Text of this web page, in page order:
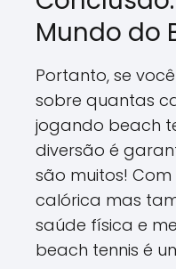
Mundo do
Portanto, se
sobre quantas
jogando beach
diversão é
são muitos!
calórica mas
saúde física e
beach tennis é